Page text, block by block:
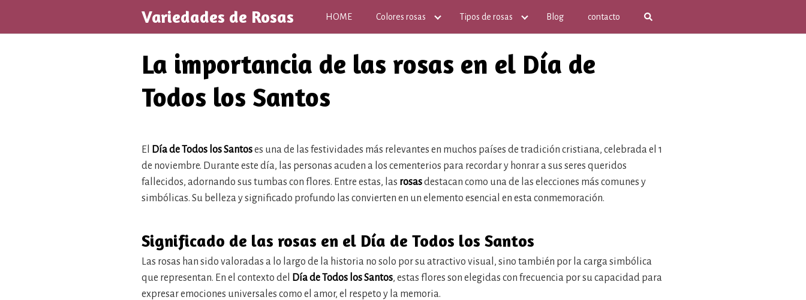
contenido
Variedades de Rosas HOME Colores rosas Tipos de rosas Blog contacto
La importancia de las rosas en el Día de
Todos los Santos
El Día de Todos los Santoses una de las festividades más relevantes en muchos países de tradición cristiana, celebrada el 1
de noviembre. Durante este día, las personas acuden a los cementerios para recordar y honrar a sus seres queridos
fallecidos, adornando sus tumbas con flores. Entre estas, las rosasdestacan como una de las elecciones más comunes y
simbólicas. Su belleza y significado profundo las convierten en un elemento esencial en esta conmemoración.
Significado de las rosas en el Día de Todos los Santos
Las rosas han sido valoradas a lo largo de la historia no solo por su atractivo visual, sino también por la carga simbólica
que representan. En el contexto del
Día de Todos los Santos, estas flores son elegidas con frecuencia por su capacidad para
expresar emociones universales como el amor, el respeto y la memoria.